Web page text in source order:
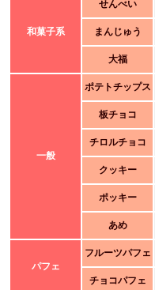
和菓子系
せんべい
まんじゅう
大福
一般
ポテトチップス
板チョコ
チロルチョコ
クッキー
ポッキー
あめ
パフェ
フルーツパフェ
チョコパフェ